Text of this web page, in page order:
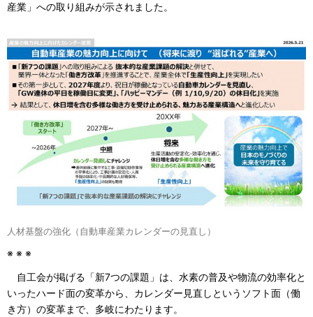
産業」への取り組みが示されました。
人材基盤の強化（自動車産業カレンダーの見直し）
※ ※ ※
自工会が掲げる「新7つの課題」は、水素の普及や物流の効率化と
いったハード面の変革から、カレンダー見直しというソフト面（働
き方）の変革まで、多岐にわたります。